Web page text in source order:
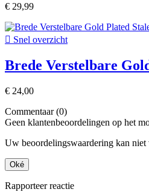
€ 29,99
 Snel overzicht
Brede Verstelbare
€ 24,00
Commentaar (0)
Geen klantenbeoordelingen op het
Uw beoordelingswaardering kan niet
Oké
Rapporteer reactie